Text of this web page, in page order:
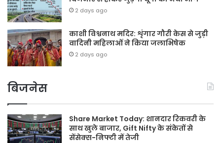
2 days ago
काशी विश्वनाथ मदिर: शृंगार गौरी केस से जुड़ी
वादिनी महिलाओं ने किया जलाभिषेक
2 days ago
बिजनेस
Share Market Today: शानदार रिकवरी के
साथ खुले बाजार, Gift Nifty के संकेतों से
सेंसेक्स-निफ्टी में तेजी